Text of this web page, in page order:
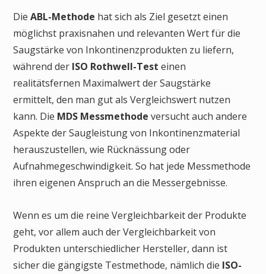
Die ABL-Methode hat sich als Ziel gesetzt einen
möglichst praxisnahen und relevanten Wert für die
Saugstärke von Inkontinenzprodukten zu liefern,
während der ISO Rothwell-Test einen
realitätsfernen Maximalwert der Saugstärke
ermittelt, den man gut als Vergleichswert nutzen
kann. Die MDS Messmethode versucht auch andere
Aspekte der Saugleistung von Inkontinenzmaterial
herauszustellen, wie Rücknässung oder
Aufnahmegeschwindigkeit. So hat jede Messmethode
ihren eigenen Anspruch an die Messergebnisse.
Wenn es um die reine Vergleichbarkeit der Produkte
geht, vor allem auch der Vergleichbarkeit von
Produkten unterschiedlicher Hersteller, dann ist
sicher die gängigste Testmethode, nämlich die ISO-